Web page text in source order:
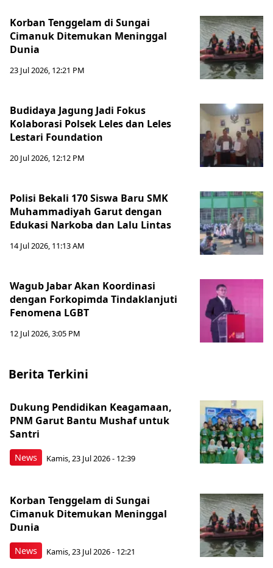
Korban Tenggelam di Sungai
Cimanuk Ditemukan Meninggal
Dunia
23 Jul 2026, 12:21 PM
Budidaya Jagung Jadi Fokus
Kolaborasi Polsek Leles dan Leles
Lestari Foundation
20 Jul 2026, 12:12 PM
Polisi Bekali 170 Siswa Baru SMK
Muhammadiyah Garut dengan
Edukasi Narkoba dan Lalu Lintas
14 Jul 2026, 11:13 AM
Wagub Jabar Akan Koordinasi
dengan Forkopimda Tindaklanjuti
Fenomena LGBT
12 Jul 2026, 3:05 PM
Berita Terkini
News
Dukung Pendidikan Keagamaan,
PNM Garut Bantu Mushaf untuk
Santri
Kamis, 23 Jul 2026 - 12:39
News
Korban Tenggelam di Sungai
Cimanuk Ditemukan Meninggal
Dunia
Kamis, 23 Jul 2026 - 12:21